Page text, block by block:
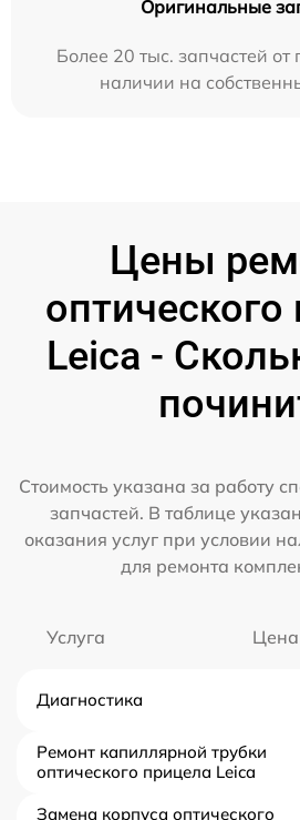
Оригинальные
Более 20 тыс. запчастей от
наличии на
Цены
оптического
Leica -
Стоимость указана за работу
запчастей. В таблице
оказания услуг при условии
для ремонта
Услуга
Диагностика
Ремонт капиллярной трубки
оптического прицела Leica
Замена корпуса оптического